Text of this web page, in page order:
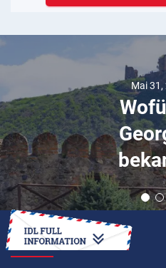
Mai 31,
ANLEITUNG